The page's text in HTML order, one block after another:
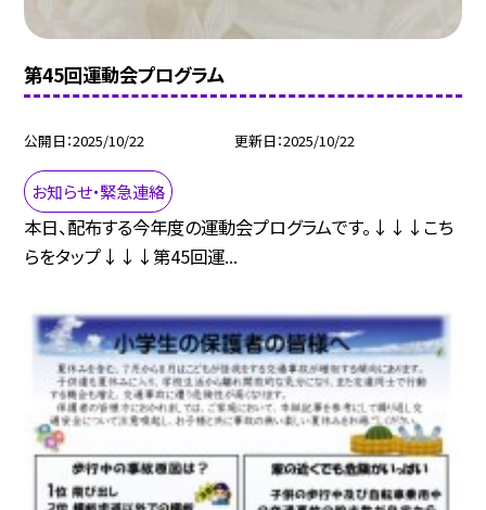
第45回運動会プログラム
公開日 2025/10/22 更新日 2025/10/22
お知らせ・緊急連絡
本日、配布する今年度の運動会プログラムです。↓↓↓こち
らをタップ↓↓↓第45回運...